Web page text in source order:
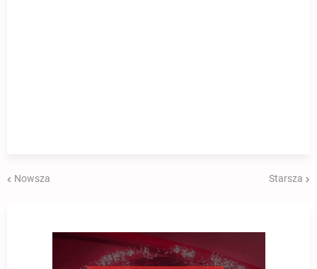
Nowsza Starsza